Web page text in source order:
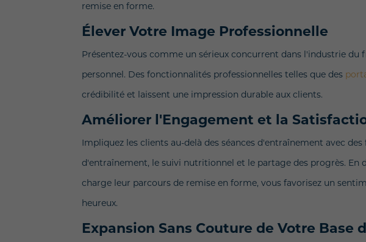
remise en forme.
Élever Votre Image Professionnelle
Présentez-vous comme un sérieux concurrent dans l'industrie
personnel. Des fonctionnalités professionnelles telles que des
crédibilité et laissent une impression durable aux clients.
Améliorer l'Engagement et la
Impliquez les clients au-delà des séances d'entraînement avec
d'entraînement, le suivi nutritionnel et le partage des progrès. En
charge leur parcours de remise en forme, vous favorisez un
heureux.
Expansion Sans Couture de Votre Base